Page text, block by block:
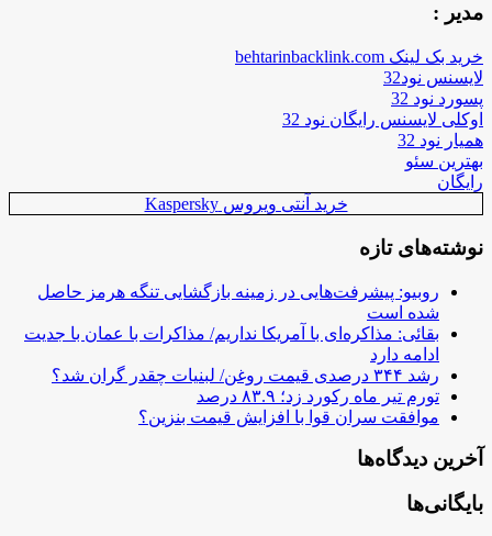
مدیر :
خرید بک لینک behtarinbacklink.com
لایسنس نود32
پسورد نود 32
اوکلی لایسنس رایگان نود 32
همیار نود 32
بهترین سئو
رایگان
خرید آنتی ویروس Kaspersky
نوشته‌های تازه
روبیو: پیشرفت‌هایی در زمینه بازگشایی تنگه هرمز حاصل
شده است
بقائی: مذاکره‌ای با آمریکا نداریم/ مذاکرات با عمان با جدیت
ادامه دارد
رشد ۳۴۴ درصدی قیمت روغن/ لبنیات چقدر گران شد؟
تورم تیر ماه رکورد زد؛ ۸۳.۹ درصد
موافقت سران قوا با افزایش قیمت بنزین؟
آخرین دیدگاه‌ها
بایگانی‌ها